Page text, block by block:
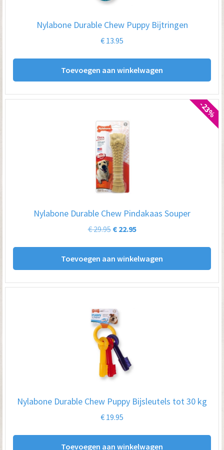
Nylabone Durable Chew Puppy Bijtringen
€ 13.95
Toevoegen aan winkelwagen
-23%
Nylabone Durable Chew Pindakaas Souper
€29.95 Oorspronkelijke
€ 29.95.
€22.95Huidige
€ 22.95.
Toevoegen aan winkelwagen
Nylabone Durable Chew Puppy Bijsleutels tot 30 kg
€ 19.95
Toevoegen aan winkelwagen